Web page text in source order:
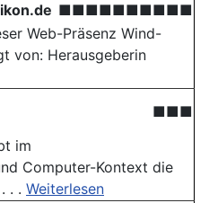
■■■■■■■■■■
Web-Präsenz Wind-
von: Herausgeberin
■■■
im
Computer-Kontext die
. . Weiterlesen